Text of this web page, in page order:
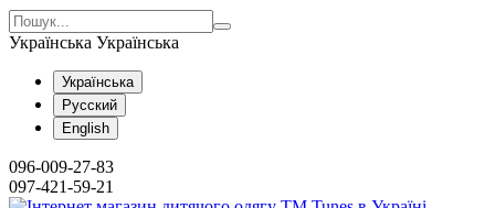
Українська Українська
Українська
Русский
English
096-009-27-83
097-421-59-21